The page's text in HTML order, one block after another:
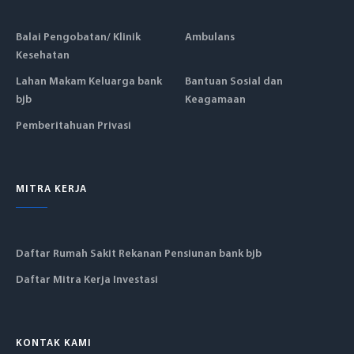
Balai Pengobatan/ Klinik
Kesehatan
Ambulans
Lahan Makam Keluarga bank
bjb
Bantuan Sosial dan
Keagamaan
Pemberitahuan Privasi
MITRA KERJA
Daftar Rumah Sakit Rekanan Pensiunan bank bjb
Daftar Mitra Kerja Investasi
KONTAK KAMI